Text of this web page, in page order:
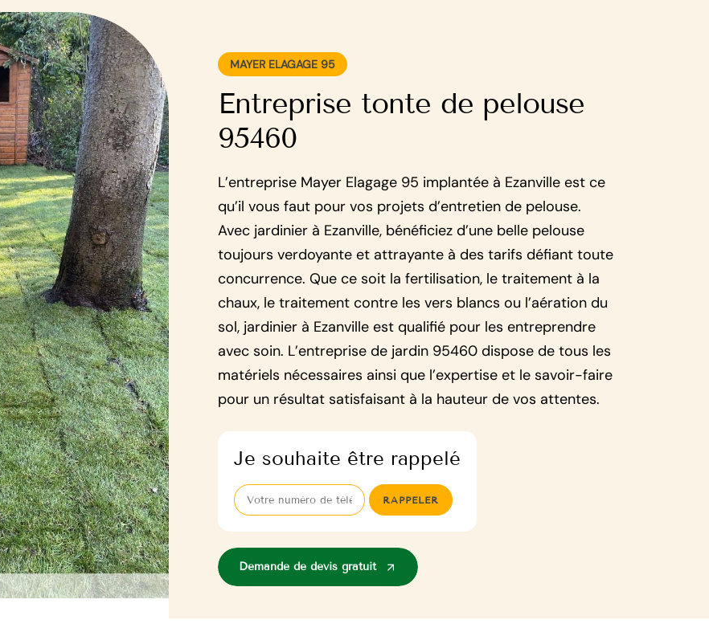
MAYER ELAGAGE 95
Entreprise tonte de pelouse
95460
L’entreprise Mayer Elagage 95 implantée à Ezanville est ce
qu’il vous faut pour vos projets d’entretien de pelouse.
Avec jardinier à Ezanville, bénéficiez d’une belle pelouse
toujours verdoyante et attrayante à des tarifs défiant toute
concurrence. Que ce soit la fertilisation, le traitement à la
chaux, le traitement contre les vers blancs ou l’aération du
sol, jardinier à Ezanville est qualifié pour les entreprendre
avec soin. L’entreprise de jardin 95460 dispose de tous les
matériels nécessaires ainsi que l’expertise et le savoir-faire
pour un résultat satisfaisant à la hauteur de vos attentes.
Je souhaite être rappelé
Demande de devis gratuit